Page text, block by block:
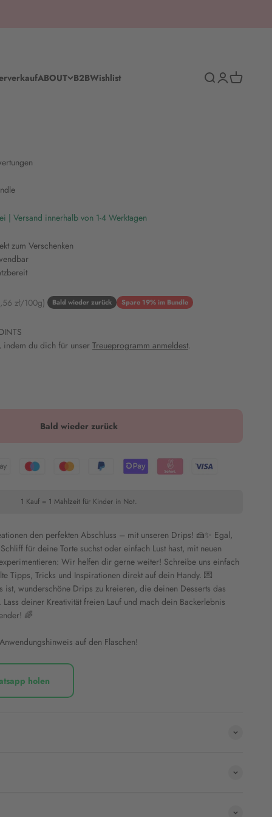
ABOUT B2BWishlist SucheAnmelden
Warenkorb
| Versand innerhalb von 1-4 Werktagen
zum Verschenken
zł/100g) Bald wieder zurück Spare 19% im Bundle
indem du dich für unser Treueprogramm anmeldest.
Bald wieder zurück
1 Kauf = 1 Mahlzeit für Kinder in Not.
den perfekten Abschluss – mit unseren Drips! 🍰✨ Egal,
für deine Torte suchst oder einfach Lust hast, mit neuen
Wir helfen dir gerne weiter! Schreibe uns einfach
Tipps, Tricks und Inspirationen direkt auf dein Handy. 💌
ist, wunderschöne Drips zu kreieren, die deinen Desserts das
deiner Kreativität freien Lauf und mach dein Backerlebnis
🌈
auf den Flaschen!
holen